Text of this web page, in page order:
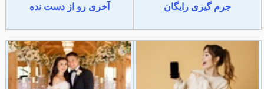
جرم گیری رایگان
آخری رو از دست نده